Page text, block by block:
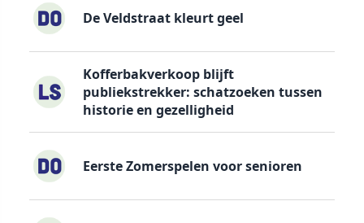
De Veldstraat kleurt geel
Kofferbakverkoop blijft
publiekstrekker: schatzoeken tussen
historie en gezelligheid
Eerste Zomerspelen voor senioren